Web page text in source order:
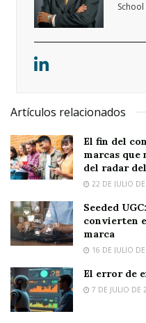
Artículos relacionados
El fin del
marcas que
del radar
22 DE JULIO
Seeded
convierten
marca
16 DE JULIO
El error de
7 DE JULIO DE